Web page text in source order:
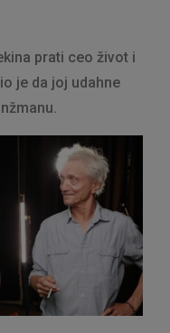
prati ceo život i
je da joj udahne